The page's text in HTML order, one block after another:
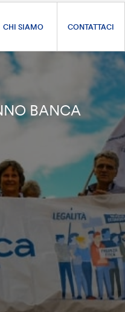
CHI SIAMO CONTATTACI
BANCA